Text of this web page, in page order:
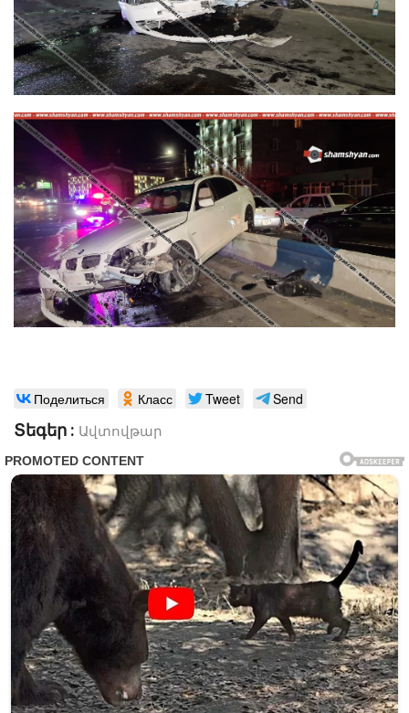
Поделиться Класс Tweet Send
Տեգեր : Ավտովթար